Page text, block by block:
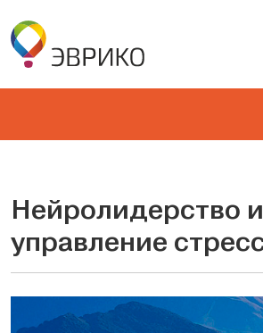
Нейролидерство и
управление